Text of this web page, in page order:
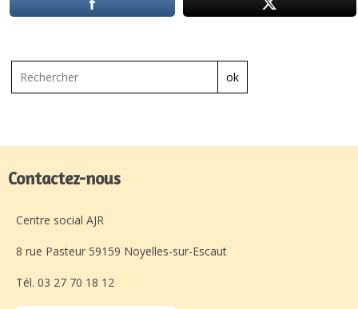
ok
Contactez-nous
Centre social AJR
8 rue Pasteur 59159 Noyelles-sur-Escaut
Tél. 03 27 70 18 12